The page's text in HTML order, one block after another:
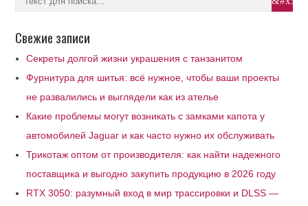
Свежие записи
Секреты долгой жизни украшения с танзанитом
Фурнитура для шитья: всё нужное, чтобы ваши проекты
не развалились и выглядели как из ателье
Какие проблемы могут возникать с замками капота у
автомобилей Jaguar и как часто нужно их обслуживать
Трикотаж оптом от производителя: как найти надежного
поставщика и выгодно закупить продукцию в 2026 году
RTX 3050: разумный вход в мир трассировки и DLSS —